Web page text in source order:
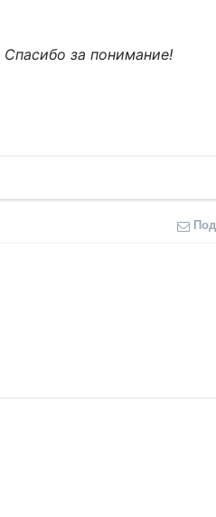
Спасибо за понимание!